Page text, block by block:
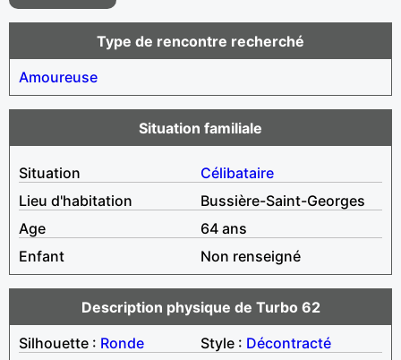
Type de rencontre recherché
Amoureuse
Situation familiale
Situation
Célibataire
Lieu d'habitation
Bussière-Saint-Georges
Age
64 ans
Enfant
Non renseigné
Description physique de Turbo 62
Silhouette : Ronde Style : Décontracté